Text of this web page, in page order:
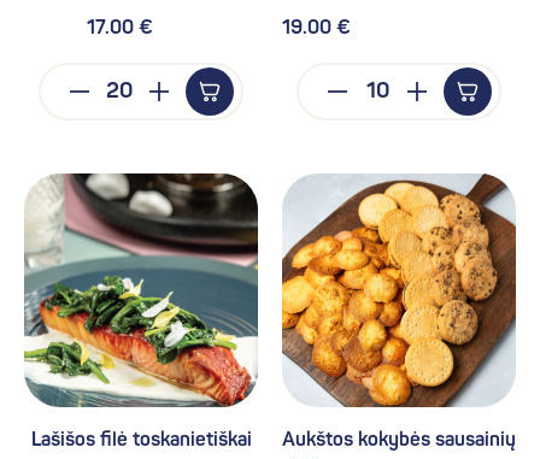
17.00 € 19.00 €
Lašišos filė toskanietiškai
Aukštos kokybės sausainių